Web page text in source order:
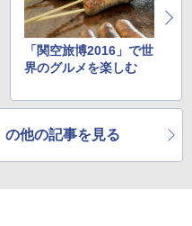
方 チェコ ポーランド スロヴ
2027 地球の歩き方A ヨーロッ
スター・ウォーズ
《めざましテレビで紹介》
チ RENEW 幅200 2-3人用 43
ル 大型 ビーチ アウトドアパ
サイトシート付 折りたたみ
4段階高さ調整 軽量 収納袋付
ト 強力 小型 緑色/赤色/青紫色
精度 超長距離照射 長時間使用
「関空旅博2016」で世
界のグルメを楽しむ
の他の記事を見る